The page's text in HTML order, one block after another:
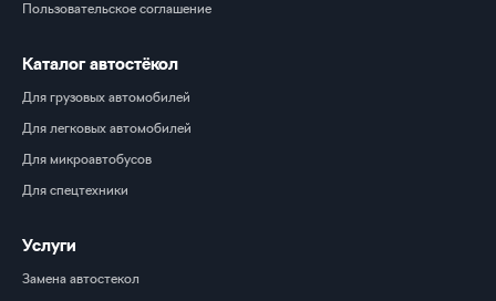
Пользовательское соглашение
Каталог автостёкол
Для грузовых автомобилей
Для легковых автомобилей
Для микроавтобусов
Для спецтехники
Услуги
Замена автостекол